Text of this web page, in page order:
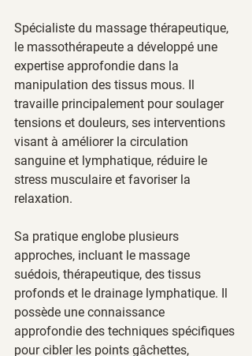
Spécialiste du massage thérapeutique,
le massothérapeute a développé une
expertise approfondie dans la
manipulation des tissus mous. Il
travaille principalement pour soulager
tensions et douleurs, ses interventions
visant à améliorer la circulation
sanguine et lymphatique, réduire le
stress musculaire et favoriser la
relaxation.
Sa pratique englobe plusieurs
approches, incluant le massage
suédois, thérapeutique, des tissus
profonds et le drainage lymphatique. Il
possède une connaissance
approfondie des techniques spécifiques
pour cibler les points gâchettes,